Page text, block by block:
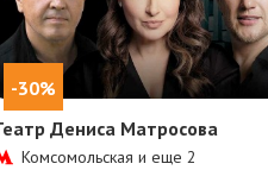
-30%
Дениса Матросова
Комсомольская и еще 2